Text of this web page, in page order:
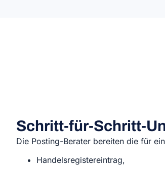
Schritt-für-Schritt-
Die Posting-Berater bereiten die für
Handelsregistereintrag,